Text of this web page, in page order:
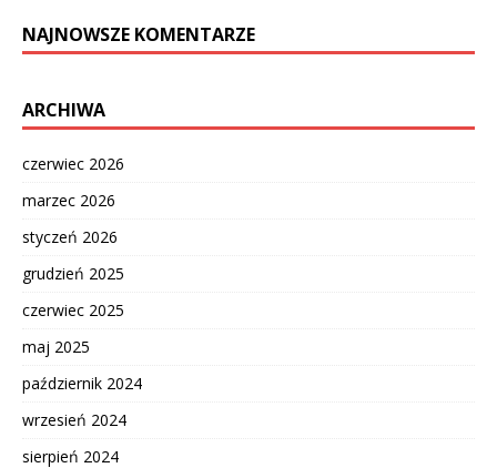
NAJNOWSZE KOMENTARZE
ARCHIWA
czerwiec 2026
marzec 2026
styczeń 2026
grudzień 2025
czerwiec 2025
maj 2025
październik 2024
wrzesień 2024
sierpień 2024